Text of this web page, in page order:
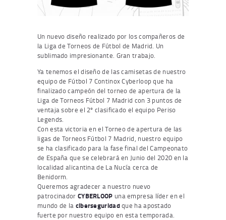
Un nuevo diseño realizado por los compañeros de
la Liga de Torneos de Fútbol de Madrid. Un
sublimado impresionante. Gran trabajo.
Ya tenemos el diseño de las camisetas de nuestro
equipo de Fútbol 7 Continox Cyberloop que ha
finalizadocampeón del torneo de apertura de la
Liga deTorneos Fútbol 7 Madrid con 3 puntos de
ventaja sobre el 2º clasificado el equipo Periso
Legends.
Con esta victoria en el Torneo de apertura de las
ligas de Torneos Fútbol 7 Madrid, nuestro equipo
se ha clasificado para la fase final del Campeonato
de España que se celebrará en Junio del 2020 en la
localidad alicantina de La Nucía cerca de
Benidorm.
Queremos agradecer a nuestro nuevo
patrocinador CYBERLOOP una empresa líder en el
mundo de la ciberseguridadque ha apostado
fuerte por nuestro equipo en esta temporada.